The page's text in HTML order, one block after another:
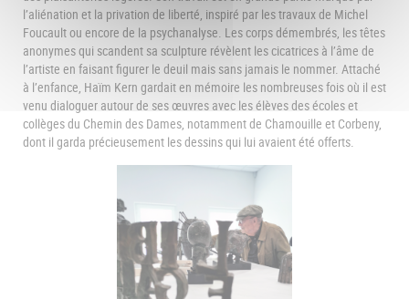
l’aliénation et la privation de liberté, inspiré par les travaux de Michel
Foucault ou encore de la psychanalyse. Les corps démembrés, les têtes
anonymes qui scandent sa sculpture révèlent les cicatrices à l’âme de
l’artiste en faisant figurer le deuil mais sans jamais le nommer. Attaché
à l’enfance, Haïm Kern gardait en mémoire les nombreuses fois où il est
venu dialoguer autour de ses œuvres avec les élèves des écoles et
collèges du Chemin des Dames, notamment de Chamouille et Corbeny,
dont il garda précieusement les dessins qui lui avaient été offerts.